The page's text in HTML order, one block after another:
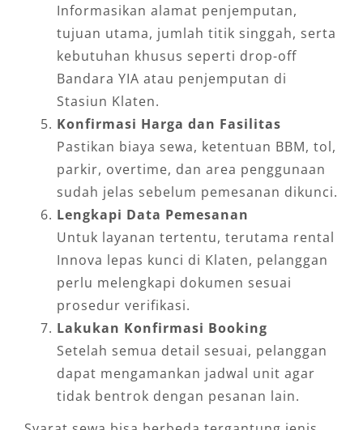
Informasikan alamat penjemputan,
tujuan utama, jumlah titik singgah, serta
kebutuhan khusus seperti drop-off
Bandara YIA atau penjemputan di
Stasiun Klaten.
Konfirmasi Harga dan Fasilitas
Pastikan biaya sewa, ketentuan BBM, tol,
parkir, overtime, dan area penggunaan
sudah jelas sebelum pemesanan dikunci.
Lengkapi Data Pemesanan
Untuk layanan tertentu, terutama rental
Innova lepas kunci di Klaten, pelanggan
perlu melengkapi dokumen sesuai
prosedur verifikasi.
Lakukan Konfirmasi Booking
Setelah semua detail sesuai, pelanggan
dapat mengamankan jadwal unit agar
tidak bentrok dengan pesanan lain.